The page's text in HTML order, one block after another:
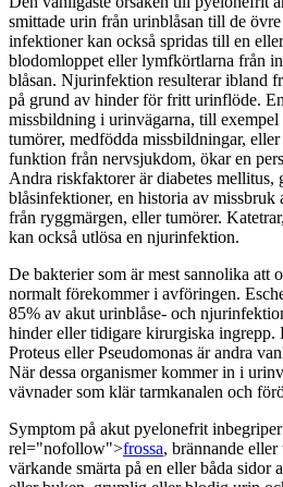
smittade urin från urinblåsan till de
infektioner kan också spridas till en
blodomloppet eller lymfkörtlarna från
blåsan. Njurinfektion resulterar ibland
på grund av hinder för fritt urinflöde.
missbildning i urinvägarna, till exempel
tumörer, medfödda missbildningar,
funktion från nervsjukdom, ökar en
Andra riskfaktorer är diabetes mellitus,
blåsinfektioner, en historia av
från ryggmärgen, eller tumörer.
kan också utlösa en njurinfektion.
De bakterier som är mest sannolika att
normalt förekommer i avföringen.
85% av akut urinblåse- och
hinder eller tidigare kirurgiska ingrepp.
Proteus eller Pseudomonas är andra
När dessa organismer kommer in i
vävnader som klär tarmkanalen och
Symptom på akut pyelonefrit
rel="nofollow">frossa, brännande
värkande smärta på en eller båda sidor